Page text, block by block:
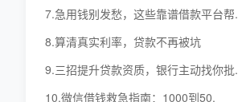
7.急用钱别发愁，这些靠谱借款平台帮.
8.算清真实利率，贷款不再被坑
9.三招提升贷款资质，银行主动找你批.
10.微信借钱救急指南：1000到50.